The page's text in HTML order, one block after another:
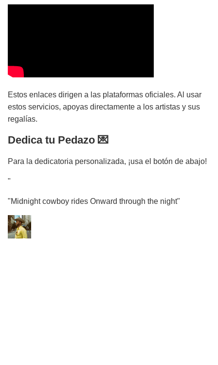
Estos enlaces dirigen a las plataformas oficiales. Al usar
estos servicios, apoyas directamente a los artistas y sus
regalías.
Dedica tu Pedazo 💌
Para la dedicatoria personalizada, ¡usa el botón de abajo!
"
"Midnight cowboy rides Onward through the night"